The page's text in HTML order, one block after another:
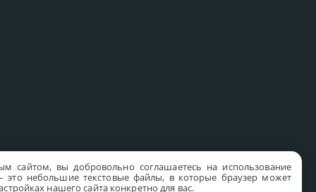
сайтом, вы добровольно соглашаетесь на использование
это небольшие текстовые файлы, в которые браузер может
нашего сайта конкретно для вас.